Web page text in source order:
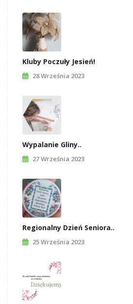
Kluby Poczuły Jesień!
28 Września 2023
Wypalanie Gliny..
27 Września 2023
Regionalny Dzień Seniora..
25 Września 2023